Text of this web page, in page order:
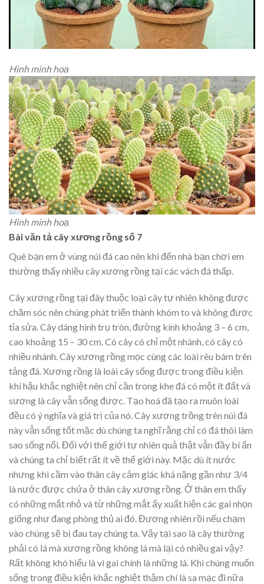
Hình minh hoạ
Hình minh hoạ
Bài văn tả cây xương rồng số 7
Quê bạn em ở vùng núi đá cao nên khi đến nhà bạn chơi em
thường thấy nhiều cây xương rồng tại các vách đá thấp.
Cây xương rồng tại đây thuộc loại cây tự nhiên không được
chăm sóc nên chúng phát triển thành khóm to và không được
tỉa sửa. Cây dáng hình trụ tròn, đường kính khoảng 3 – 6 cm,
cao khoảng 15 – 30 cm. Có cây có chỉ một nhánh, có cây có
nhiều nhánh. Cây xương rồng mọc cùng các loài rêu bám trên
tảng đá. Xương rồng là loài cây sống được trong điều kiện
khí hậu khắc nghiệt nên chỉ cần trong khe đá có một ít đất và
sương là cây vẫn sống được. Tạo hoá đã tạo ra muôn loài
đều có ý nghĩa và giá trị của nó. Cây xương trồng trên núi đá
này vẫn sống tốt mặc dù chúng ta nghĩ rằng chỉ có đá thôi làm
sao sống nổi. Đối với thế giới tự nhiên quả thật vẫn đầy bí ẩn
và chúng ta chỉ biết rất ít về thế giới này. Mặc dù ít nước
nhưng khi cầm vào thân cây cảm giác khá nặng gần như 3/4
là nước được chứa ở thân cây xương rồng. Ở thân em thấy
có những mắt nhỏ và từ những mắt ấy xuất hiện các gai nhọn
giống như đang phòng thủ ai đó. Đương nhiên rồi nếu chạm
vào chúng sẽ bị đau tay chúng ta. Vậy tại sao là cây thường
phải có lá mà xương rồng không lá mà lại có nhiều gai vậy?
Rất không khó hiểu là vì gai chính là những lá. Khi chúng muốn
sống trong điều kiện khắc nghiệt thậm chí là sa mạc đi nữa